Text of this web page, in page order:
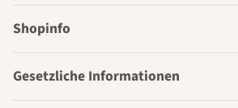
Shopinfo
Gesetzliche Informationen